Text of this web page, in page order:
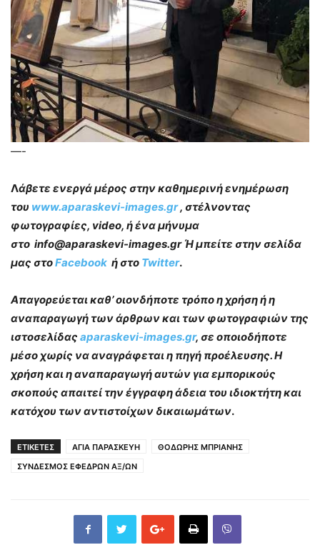
—-
Λάβετε ενεργά μέρος στην καθημερινή ενημέρωση
του www.aparaskevi-images.gr, στέλνοντας
φωτογραφίες, video, ή ένα μήνυμα
στο info@aparaskevi-images.gr Ή μπείτε στην σελίδα
μας στοFacebook ή στο Twitter.
Απαγορεύεται καθ’ οιονδήποτε τρόπο η χρήση ή η
αναπαραγωγή των άρθρων και των φωτογραφιών της
ιστοσελίδας aparaskevi-images.gr, σε οποιοδήποτε
μέσο χωρίς να αναγράφεται η πηγή προέλευσης. Η
χρήση και η αναπαραγωγή αυτών για εμπορικούς
σκοπούς απαιτεί την έγγραφη άδεια του ιδιοκτήτη και
κατόχου των αντιστοίχων δικαιωμάτων.
ΕΤΙΚΕΤΕΣ ΑΓΙΑ ΠΑΡΑΣΚΕΥΗ
ΘΟΔΩΡΗΣ ΜΠΡΙΑΝΗΣ
ΣΥΝΔΕΣΜΟΣ ΕΦΕΔΡΩΝ ΑΞ/ΩΝ